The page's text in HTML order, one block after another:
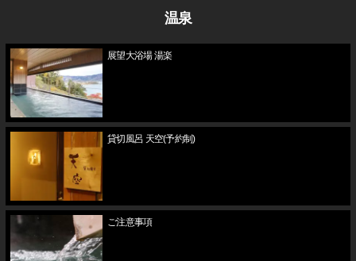
温泉
展望大浴場 湯楽
貸切風呂 天空(予約制)
ご注意事項